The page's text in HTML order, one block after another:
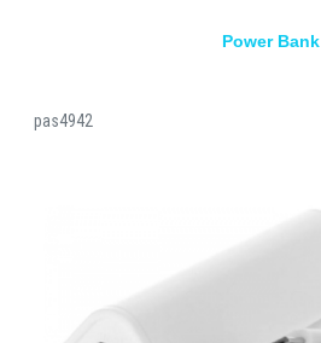
Power Bank
pas4942